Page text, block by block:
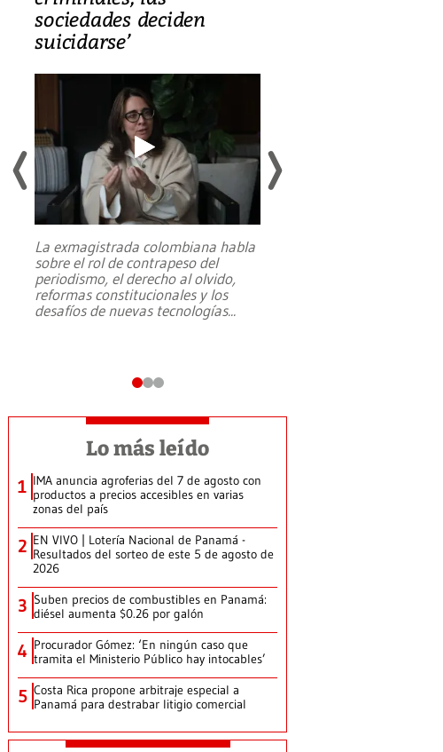
sociedades deciden
suicidarse’
La exmagistrada colombiana habla
sobre el rol de contrapeso del
periodismo, el derecho al olvido,
reformas constitucionales y los
desafíos de nuevas tecnologías...
Lo más leído
1 IMA anuncia agroferias del 7 de agosto con
productos a precios accesibles en varias
zonas del país
2 EN VIVO | Lotería Nacional de Panamá -
Resultados del sorteo de este 5 de agosto de
2026
3 Suben precios de combustibles en Panamá:
diésel aumenta $0.26 por galón
4 Procurador Gómez: ‘En ningún caso que
tramita el Ministerio Público hay intocables’
5 Costa Rica propone arbitraje especial a
Panamá para destrabar litigio comercial